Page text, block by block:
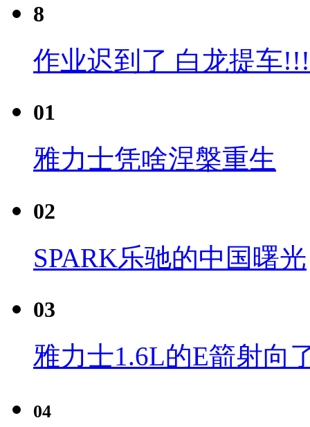
8
作业迟到了 白龙提车
01
雅力士凭啥涅槃重生
02
SPARK乐驰的中国曙光
03
雅力士1.6L的E箭射向
04